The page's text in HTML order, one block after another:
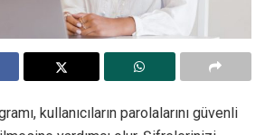
kullanıcıların parolalarını güvenli